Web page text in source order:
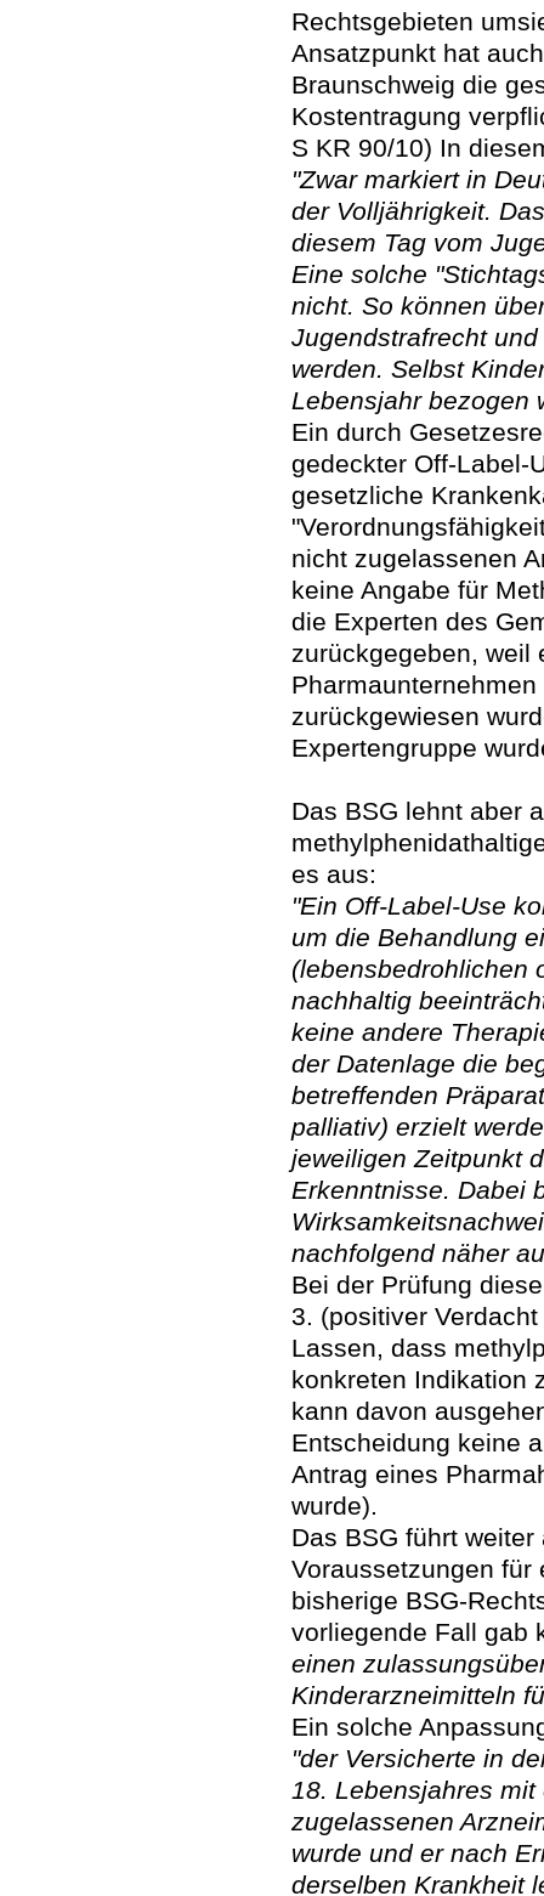
Rechtsgebieten
Ansatzpunkt hat
Braunschweig die
Kostentragung
S KR 90/10) In
"Zwar markiert in
der Volljährigkeit.
diesem Tag vom
Eine solche
nicht. So können
Jugendstrafrecht
werden. Selbst
Lebensjahr bezogen
Ein durch
gedeckter Off-Label-
gesetzliche
nicht zugelassenen
keine Angabe für
die Experten des
zurückgegeben, weil
zurückgewiesen
Expertengruppe
Das BSG lehnt aber
es aus:
"Ein Off-Label-Use
um die Behandlung
(lebensbedrohlichen
nachhaltig
keine andere
der Datenlage die
betreffenden
palliativ) erzielt
jeweiligen Zeitpunkt
Erkenntnisse. Dabei
nachfolgend näher
Bei der Prüfung
3. (positiver
Lassen, dass
konkreten Indikation
kann davon
Entscheidung keine
Antrag eines
wurde).
Das BSG führt
Voraussetzungen für
bisherige BSG-
vorliegende Fall gab
einen
Kinderarzneimitteln
Ein solche
"der Versicherte in
18. Lebensjahres
zugelassenen
wurde und er nach
derselben Krankheit